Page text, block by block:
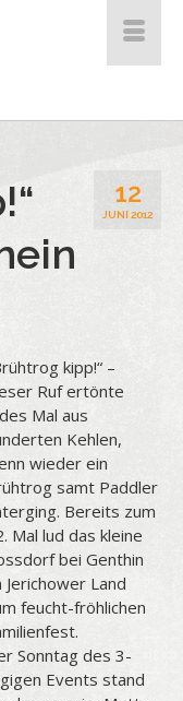
12
JUNI 2012
kipp!“ –
Ruf ertönte
Mal aus
Kehlen,
wieder ein
samt Paddler
Bereits zum
Mal lud das kleine
bei Genthin
Jerichower Land
feucht-fröhlichen
Sonntag des 3-
Events stand